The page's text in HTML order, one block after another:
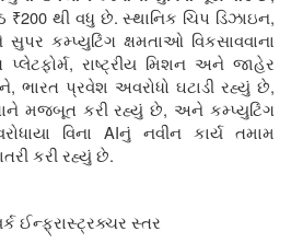
₹200 થી વધુ છે.સ્થાનિક ચિપ ડિઝાઇન,
કમ્પ્યુટિંગ ક્ષમતાઓ વિકસાવવાના
પ્લેટફોર્મ, રાષ્ટ્રીય મિશન અને જાહેર
, ભારત પ્રવેશ અવરોધો ઘટાડી રહ્યું છે,
મજબૂત કરી રહ્યું છે,અને કમ્પ્યુટિંગ
વિના AIનું નવીન કાર્ય તમામ
કરી રહ્યું છે.
ઈન્ફ્રાસ્ટ્રક્ચર સ્તર